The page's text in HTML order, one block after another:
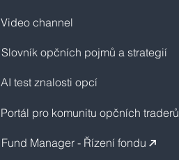
Video channel
Slovník opčních pojmů a strategií
AI test znalosti opcí
Portál pro komunitu opčních traderů
Fund Manager - Řízení fondu ↗︎